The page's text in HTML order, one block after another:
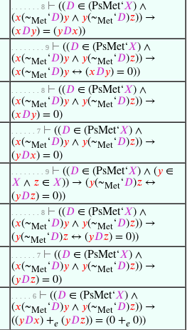
. . . . . . . 8 ⊢ ((𝐷 ∈ (PsMet‘𝑋) ∧
(𝑥(~Met‘𝐷)𝑦 ∧ 𝑦(~Met‘𝐷)𝑧)) →
(𝑥𝐷𝑦) = (𝑦𝐷𝑥))
. . . . . . . . 9 ⊢ ((𝐷 ∈ (PsMet‘𝑋) ∧
(𝑥(~Met‘𝐷)𝑦 ∧ 𝑦(~Met‘𝐷)𝑧)) →
(𝑥(~Met‘𝐷)𝑦 ↔ (𝑥𝐷𝑦) = 0))
. . . . . . . 8 ⊢ ((𝐷 ∈ (PsMet‘𝑋) ∧
(𝑥(~Met‘𝐷)𝑦 ∧ 𝑦(~Met‘𝐷)𝑧)) →
(𝑥𝐷𝑦) = 0)
. . . . . . 7 ⊢ ((𝐷 ∈ (PsMet‘𝑋) ∧
(𝑥(~Met‘𝐷)𝑦 ∧ 𝑦(~Met‘𝐷)𝑧)) →
(𝑦𝐷𝑥) = 0)
. . . . . . . . 9 ⊢ ((𝐷 ∈ (PsMet‘𝑋) ∧ (𝑦 ∈
𝑋 ∧ 𝑧 ∈ 𝑋)) → (𝑦(~Met‘𝐷)𝑧 ↔
(𝑦𝐷𝑧) = 0))
. . . . . . . 8 ⊢ ((𝐷 ∈ (PsMet‘𝑋) ∧
(𝑥(~Met‘𝐷)𝑦 ∧ 𝑦(~Met‘𝐷)𝑧)) →
(𝑦(~Met‘𝐷)𝑧 ↔ (𝑦𝐷𝑧) = 0))
. . . . . . 7 ⊢ ((𝐷 ∈ (PsMet‘𝑋) ∧
(𝑥(~Met‘𝐷)𝑦 ∧ 𝑦(~Met‘𝐷)𝑧)) →
(𝑦𝐷𝑧) = 0)
. . . . . 6 ⊢ ((𝐷 ∈ (PsMet‘𝑋) ∧
(𝑥(~Met‘𝐷)𝑦 ∧ 𝑦(~Met‘𝐷)𝑧)) →
((𝑦𝐷𝑥) +𝑒 (𝑦𝐷𝑧)) = (0 +𝑒 0))